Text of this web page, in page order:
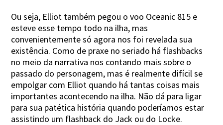
Ou seja, Elliot também pegou o voo Oceanic 815 e
esteve esse tempo todo na ilha, mas
convenientemente só agora nos foi revelada sua
existência. Como de praxe no seriado há flashbacks
no meio da narrativa nos contando mais sobre o
passado do personagem, mas é realmente difícil se
empolgar com Elliot quando há tantas coisas mais
importantes acontecendo na ilha. Não dá para ligar
para sua patética história quando poderíamos estar
assistindo um flashback do Jack ou do Locke.